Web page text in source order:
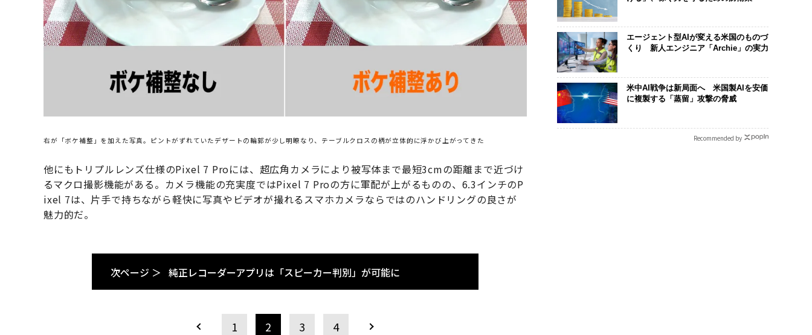
右が「ボケ補整」を加えた写真。ピントがずれていたデザートの輪郭が少し明瞭なり、テーブルクロスの柄が立体的に浮かび上がってきた
他にもトリプルレンズ仕様のPixel 7 Proには、超広角カメラにより被写体まで最短3cmの距離まで近づけ
るマクロ撮影機能がある。カメラ機能の充実度ではPixel 7 Proの方に軍配が上がるものの、6.3インチのP
ixel 7は、片手で持ちながら軽快に写真やビデオが撮れるスマホカメラならではのハンドリングの良さが
魅力的だ。
次ページ ＞ 純正レコーダーアプリは「スピーカー判別」が可能に
1 2 3 4
エージェント型AIが変える米国のものづ
くり 新人エンジニア「Archie」の実力
米中AI戦争は新局面へ 米国製AIを安価
に複製する「蒸留」攻撃の脅威
Recommended by